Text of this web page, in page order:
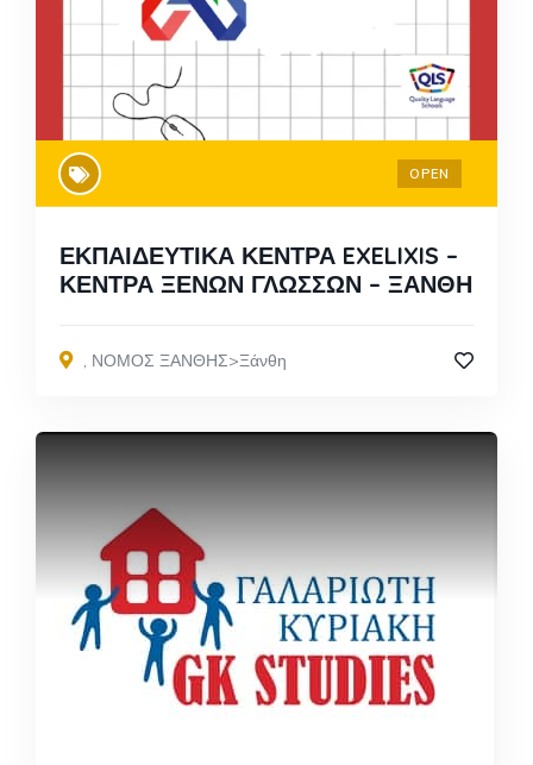
OPEN
ΕΚΠΑΙΔΕΥΤΙΚΑ ΚΕΝΤΡΑ EXELIXIS –
ΚΕΝΤΡΑ ΞΕΝΩΝ ΓΛΩΣΣΩΝ – ΞΑΝΘΗ
, ΝΟΜΟΣ ΞΑΝΘΗΣ>Ξάνθη